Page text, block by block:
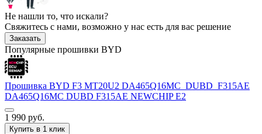
Не нашли то, что искали?
Свяжитесь с нами, возможно у нас есть для вас решение
Заказать
Популярные прошивки BYD
Прошивка BYD F3 MT20U2 DA465Q16MC_DUBD_F315AE
DA465Q16MC DUBD F315AE NEWCHIP E2
1 990 руб.
Купить в 1 клик